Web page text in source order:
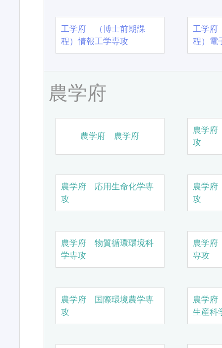
工学府 （博士前期課
程）情報工学専攻
工学
程）電
農学府
農学府 農学府
農学
攻
農学府 応用生命化学専
攻
農学
攻
農学府 物質循環環境科
学専攻
農学
専攻
農学府 国際環境農学専
攻
農学
生産科